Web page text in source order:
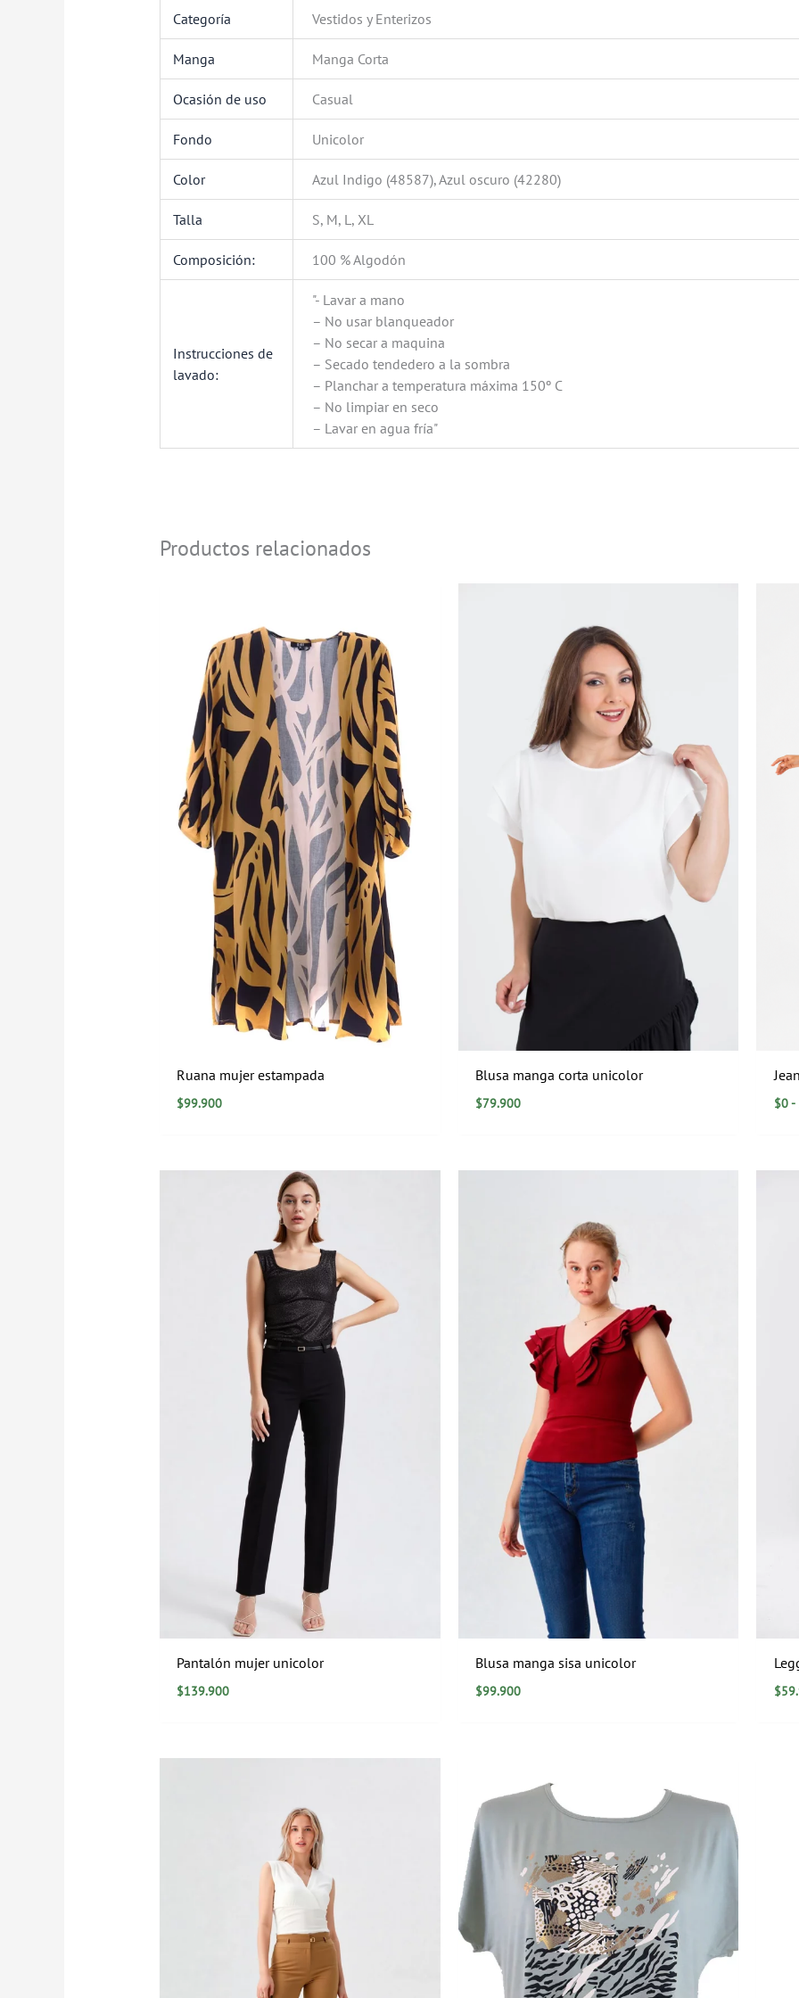
Categoría Vestidos y Enterizos
Manga Manga Corta
Ocasión de uso Casual
Fondo Unicolor
Color Azul Indigo (48587), Azul oscuro (42280)
Talla S, M, L, XL
Composición: 100 % Algodón
Instrucciones de
lavado:
"- Lavar a mano
– No usar blanqueador
– No secar a maquina
– Secado tendedero a la sombra
– Planchar a temperatura máxima 150º C
– No limpiar en seco
– Lavar en agua fría"
Productos relacionados
Ruana mujer estampada
$99.900
Blusa manga corta unicolor
$79.900 $0-
Pantalón mujer unicolor
$139.900
Blusa manga sisa unicolor
$99.900 $
$129.900